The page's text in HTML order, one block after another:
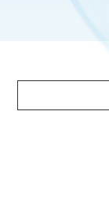
ニュース